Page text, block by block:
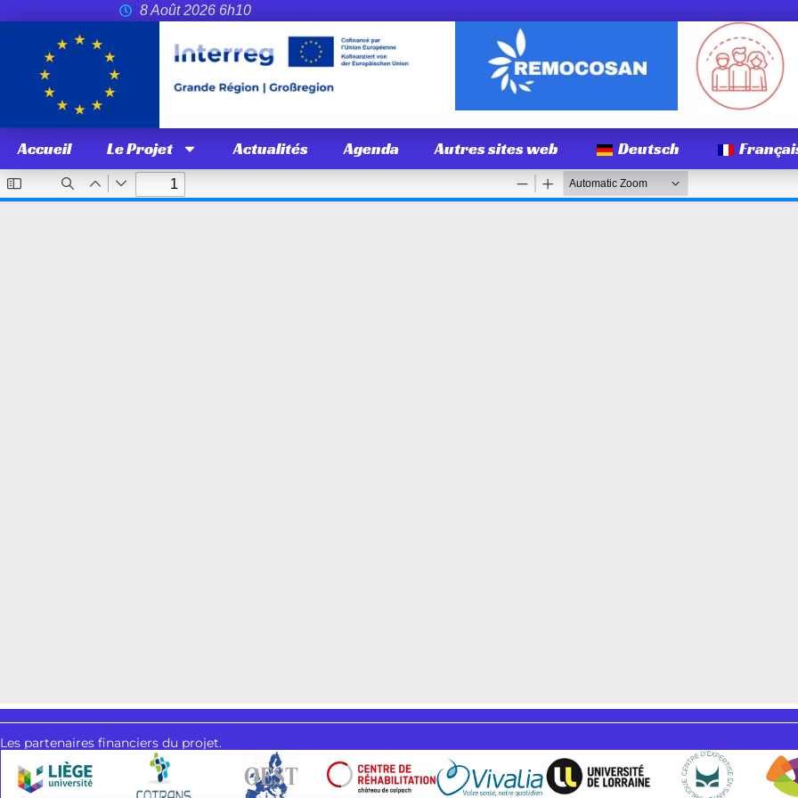
8 Août 2026 6h10
Accueil Le Projet Actualités Agenda Autres sites web Deutsch
Les partenaires financiers du projet.